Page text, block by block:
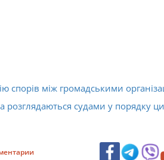
спорів між громадськими
судами у порядку